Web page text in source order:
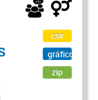
csv
gráfico
zip